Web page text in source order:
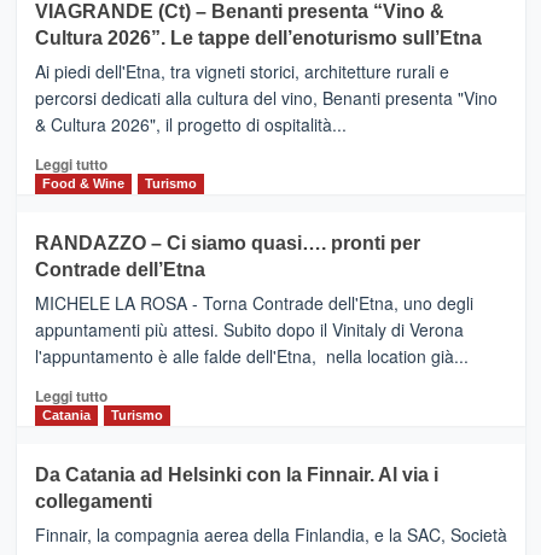
Anche
la
Alcantara
nei
primi
nella
classifica
IL
SAN
DOMENICO
PALACE
TAORMINA,
UN
HOTEL
FOUR
IL
NUOVO
SUMMER
CLUB
VIAGRANDE (Ct) – Benanti presenta “Vino &
Cultura 2026”. Le tappe dell’enoturismo sull’Etna
Ai piedi dell'Etna, tra vigneti storici, architetture rurali e
percorsi dedicati alla cultura del vino, Benanti presenta "Vino
& Cultura 2026", il progetto di ospitalità...
Leggi tuttoLeggi
di
VIAGRANDE
(Ct)
–
Benanti
presenta
“Vino
&
Cultura
tappe
dell’enoturismo
Food & Wine Turismo
RANDAZZO – Ci siamo quasi…. pronti per
Contrade dell’Etna
MICHELE LA ROSA - Torna Contrade dell'Etna, uno degli
appuntamenti più attesi. Subito dopo il Vinitaly di Verona
l'appuntamento è alle falde dell'Etna, nella location già...
Leggi tuttoLeggi
di
RANDAZZO
–
Ci
Catania Turismo
Da Catania ad Helsinki con la Finnair. Al via i
collegamenti
Finnair, la compagnia aerea della Finlandia, e la SAC, Società